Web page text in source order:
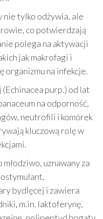
nie tylko odżywia, ale
co potwierdzają
polega na aktywacji
jak makrofagi i
organizmu na infekcje.
purp.) od lat
na odporność,
neutrofili i komórek
kluczową rolę w
uznawany za
bydlęcej i zawiera
m.in. laktoferynę,